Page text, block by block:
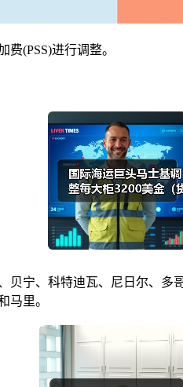
(PSS)进行调整。
、科特迪瓦、尼日尔、多
马里。